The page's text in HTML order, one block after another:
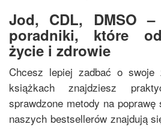
Jod, CDL, DMSO –
poradniki, które
życie i zdrowie
Chcesz lepiej zadbać o swoje
książkach znajdziesz
sprawdzone metody na
naszych bestsellerów znajdują